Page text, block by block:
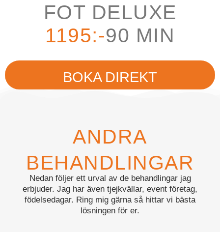
FOT DELUXE
1195:-90 MIN
BOKA DIREKT
ANDRA
BEHANDLINGAR
Nedan följer ett urval av de behandlingar jag
erbjuder. Jag har även tjejkvällar, event företag,
födelsedagar. Ring mig gärna så hittar vi bästa
lösningen för er.